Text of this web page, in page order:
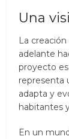
Una
La
adelante
proyecto
representa
adapta y
habitantes
En un